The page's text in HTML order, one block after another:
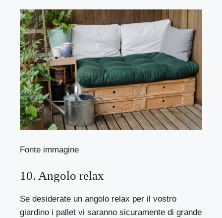
Fonte immagine
10. Angolo relax
Se desiderate un angolo relax per il vostro
giardino i pallet vi saranno sicuramente di grande